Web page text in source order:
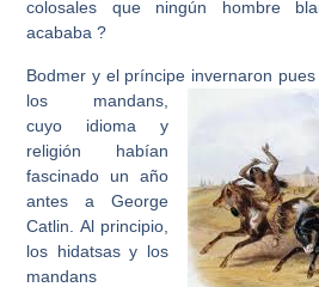
colosales que ningún hombre
acababa ?
Bodmer y el príncipe invernaron
los mandans,
cuyo idioma y
religión habían
fascinado un año
antes a George
Catlin. Al principio,
los hidatsas y los
mandans